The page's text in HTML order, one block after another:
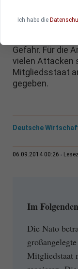
können
kritische
Gefahr. Für die
vielen Attacken
Mitgliedsstaat
gegeben.
Deutsche
06.09.2014 00:26
Im
Die Nato
Mitgliedstaat
Ich habe die